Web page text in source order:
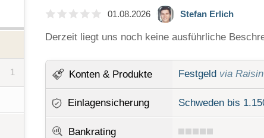
1
01.08.2026 Stefan Erlich
Derzeit liegt uns noch keine ausführliche
Konten & Produkte Festgeld via Raisin
Einlagensicherung Schweden bis
Bankrating